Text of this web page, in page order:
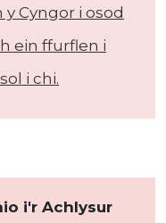
Cyngor i osod
ein ffurflen i
i chi.
i'r Achlysur